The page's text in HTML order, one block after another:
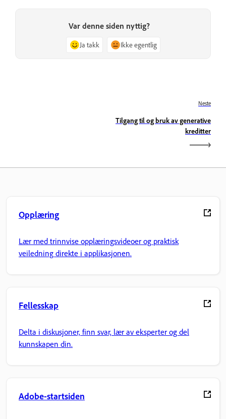
Var denne siden nyttig?
Ja takk Ikke egentlig
Neste
Tilgang til og bruk av generative
kreditter
Opplæring
Lær med trinnvise opplæringsvideoer og praktisk
veiledning direkte i applikasjonen.
Fellesskap
Delta i diskusjoner, finn svar, lær av eksperter og del
kunnskapen din.
Adobe-startsiden